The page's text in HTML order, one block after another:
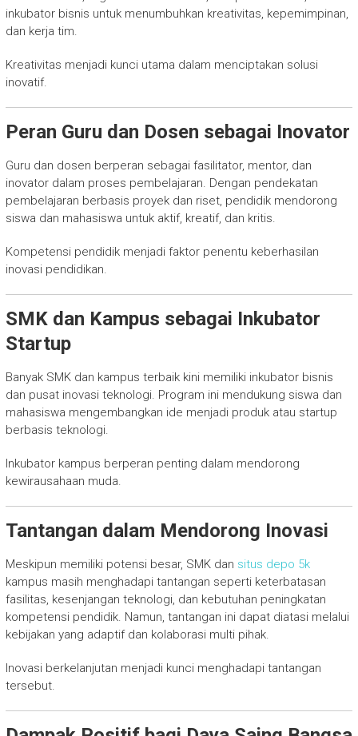
inkubator bisnis untuk menumbuhkan kreativitas, kepemimpinan,
dan kerja tim.
Kreativitas menjadi kunci utama dalam menciptakan solusi
inovatif.
Peran Guru dan Dosen sebagai Inovator
Guru dan dosen berperan sebagai fasilitator, mentor, dan
inovator dalam proses pembelajaran. Dengan pendekatan
pembelajaran berbasis proyek dan riset, pendidik mendorong
siswa dan mahasiswa untuk aktif, kreatif, dan kritis.
Kompetensi pendidik menjadi faktor penentu keberhasilan
inovasi pendidikan.
SMK dan Kampus sebagai Inkubator
Startup
Banyak SMK dan kampus terbaik kini memiliki inkubator bisnis
dan pusat inovasi teknologi. Program ini mendukung siswa dan
mahasiswa mengembangkan ide menjadi produk atau startup
berbasis teknologi.
Inkubator kampus berperan penting dalam mendorong
kewirausahaan muda.
Tantangan dalam Mendorong Inovasi
Meskipun memiliki potensi besar, SMK dan situs depo 5k
kampus masih menghadapi tantangan seperti keterbatasan
fasilitas, kesenjangan teknologi, dan kebutuhan peningkatan
kompetensi pendidik. Namun, tantangan ini dapat diatasi melalui
kebijakan yang adaptif dan kolaborasi multi pihak.
Inovasi berkelanjutan menjadi kunci menghadapi tantangan
tersebut.